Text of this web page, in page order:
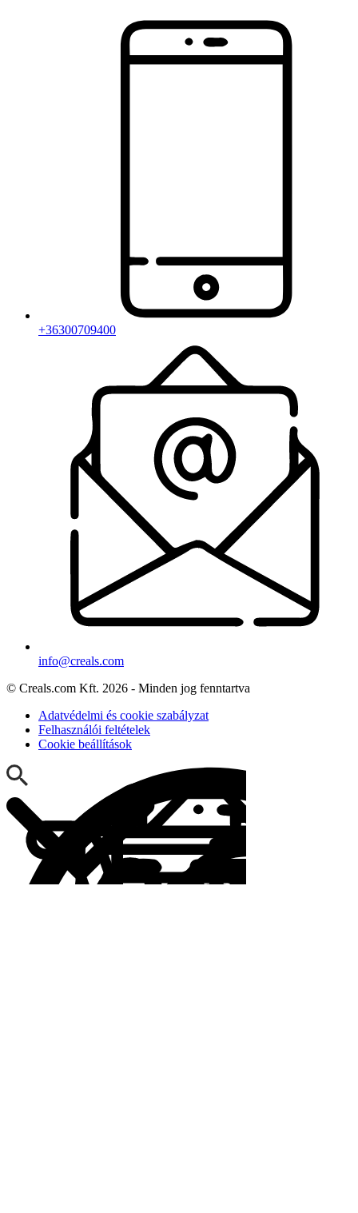
+36300709400
info@creals.com
© Creals.com Kft. 2026 - Minden jog fenntartva
Adatvédelmi és cookie szabályzat
Felhasználói feltételek
Cookie beállítások